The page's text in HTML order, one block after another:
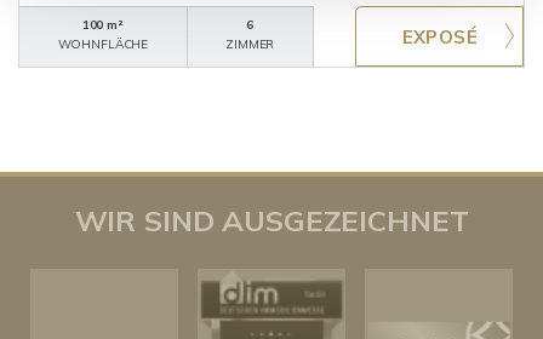
100 m²
WOHNFLÄCHE
6
ZIMMER
WIR SIND AUSGEZEICHNET